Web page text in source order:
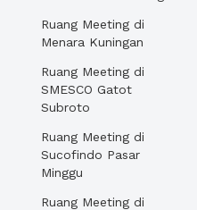
Ruang Meeting di
Menara Kuningan
Ruang Meeting di
SMESCO Gatot
Subroto
Ruang Meeting di
Sucofindo Pasar
Minggu
Ruang Meeting di